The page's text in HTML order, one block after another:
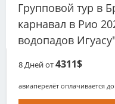
Групповой тур в
карнавал в Рио
водопадов Игуасу"
8Дней от4311$
авиаперелёт оплачивается